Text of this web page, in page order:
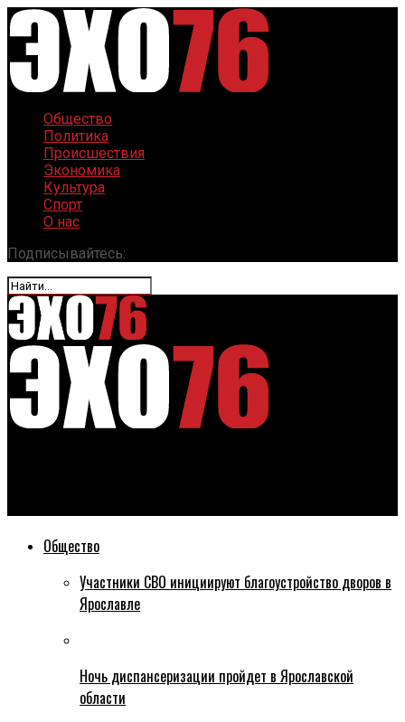
Общество
Политика
Происшествия
Экономика
Культура
Спорт
О нас
Подписывайтесь:
Общество
Участники СВО инициируют благоустройство дворов в
Ярославле
Ночь диспансеризации пройдет в Ярославской
области